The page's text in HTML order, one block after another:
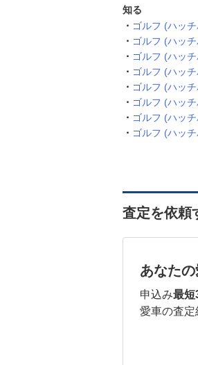
知る
ゴルフ (ハッ
ゴルフ (ハッ
ゴルフ (ハッ
ゴルフ (ハッ
ゴルフ (ハッ
ゴルフ (ハッ
ゴルフ (ハッ
ゴルフ (ハッ
査定を依頼
あなた
申込み最短
愛車の査定